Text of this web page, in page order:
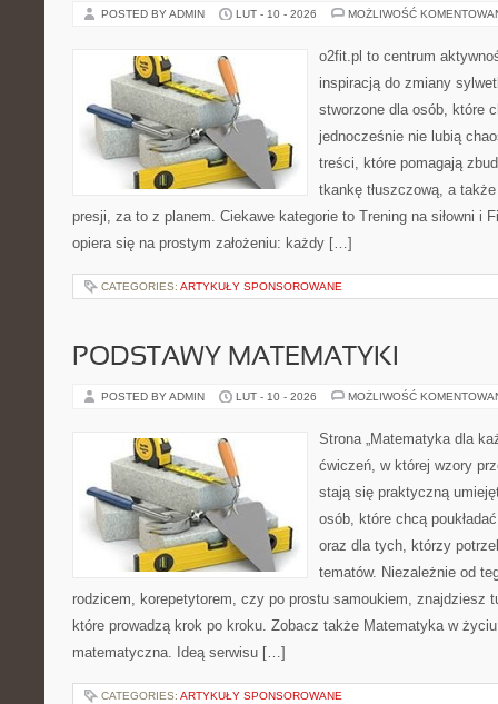
POSTED BY ADMIN LUT - 10 - 2026 MOŻLIWOŚĆ
o2fit.pl to centrum
inspiracją do zmiany
stworzone dla osób, które
jednocześnie nie lubią
treści, które pomagają
tkankę tłuszczową, a
presji, za to z planem. Ciekawe kategorie to Trening na siłowni i
opiera się na prostym założeniu: każdy […]
CATEGORIES: ARTYKUŁY SPONSOROWANE
PODSTAWY MATEMATYKI
POSTED BY ADMIN LUT - 10 - 2026 MOŻLIWOŚĆ
Strona „Matematyka dla
ćwiczeń, w której wzory
stają się praktyczną
osób, które chcą
oraz dla tych, którzy
tematów. Niezależnie od
rodzicem, korepetytorem, czy po prostu samoukiem, znajdziesz
które prowadzą krok po kroku. Zobacz także Matematyka w
matematyczna. Ideą serwisu […]
CATEGORIES: ARTYKUŁY SPONSOROWANE